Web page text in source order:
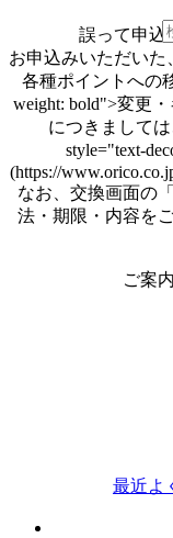
誤って申込
お申込みいただいた
各種ポイントへの
weight: bold">変更
につきまして
style="text-
(https://
なお、交換画面の
法・期限・内容を
ご案
最近よ